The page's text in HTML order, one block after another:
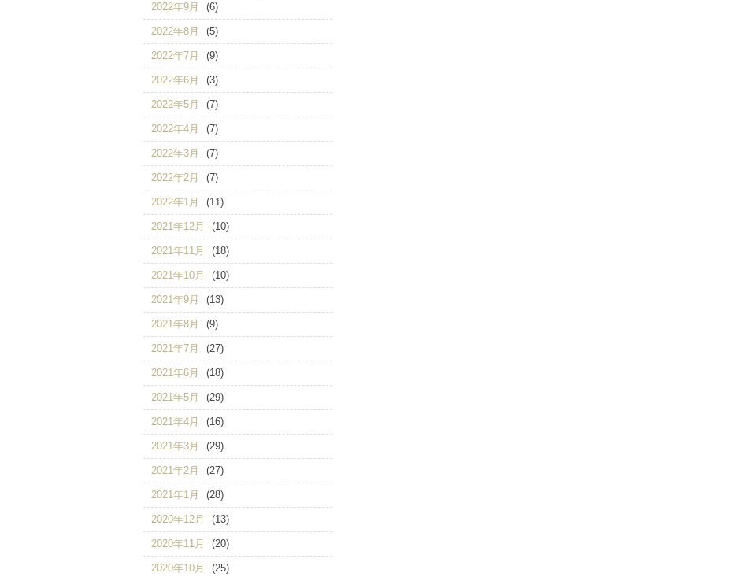
2022年9月 (6)
2022年8月 (5)
2022年7月 (9)
2022年6月 (3)
2022年5月 (7)
2022年4月 (7)
2022年3月 (7)
2022年2月 (7)
2022年1月 (11)
2021年12月 (10)
2021年11月 (18)
2021年10月 (10)
2021年9月 (13)
2021年8月 (9)
2021年7月 (27)
2021年6月 (18)
2021年5月 (29)
2021年4月 (16)
2021年3月 (29)
2021年2月 (27)
2021年1月 (28)
2020年12月 (13)
2020年11月 (20)
2020年10月 (25)